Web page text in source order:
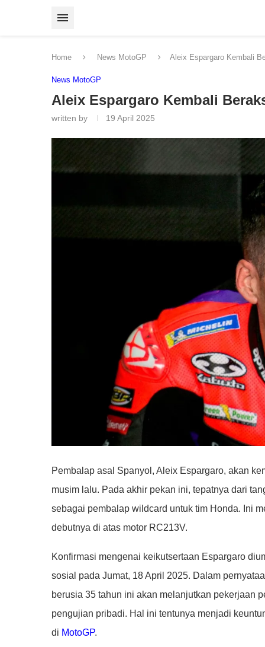
Home News MotoGP Aleix Espargaro Kembali
News MotoGP
Aleix Espargaro Kembali
written by 19 April 2025
Pembalap asal Spanyol, Aleix Espargaro, akan
musim lalu. Pada akhir pekan ini, tepatnya dari
sebagai pembalap wildcard untuk tim Honda. Ini
debutnya di atas motor RC213V.
Konfirmasi mengenai keikutsertaan Espargaro
sosial pada Jumat, 18 April 2025. Dalam
berusia 35 tahun ini akan melanjutkan pekerjaan
pengujian pribadi. Hal ini tentunya menjadi
di MotoGP.